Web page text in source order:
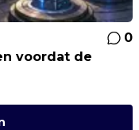
0
voordat de